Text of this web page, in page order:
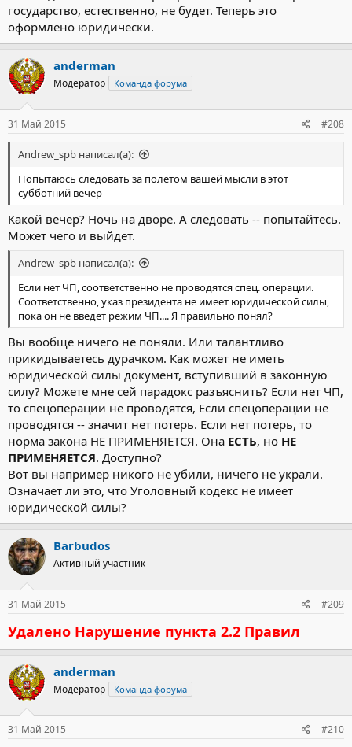
государство, естественно, не будет. Теперь это
оформлено юридически.
anderman
Модератор Команда форума
31 Май 2015 #208
Andrew_spb написал(а):
Попытаюсь следовать за полетом вашей мысли в этот
субботний вечер
Какой вечер? Ночь на дворе. А следовать -- попытайтесь.
Может чего и выйдет.
Andrew_spb написал(а):
Если нет ЧП, соответственно не проводятся спец. операции.
Соответственно, указ президента не имеет юридической силы,
пока он не введет режим ЧП.... Я правильно понял?
Вы вообще ничего не поняли. Или талантливо
прикидываетесь дурачком. Как может не иметь
юридической силы документ, вступивший в законную
силу? Можете мне сей парадокс разъяснить? Если нет ЧП,
то спецоперации не проводятся, Если спецоперации не
проводятся -- значит нет потерь. Если нет потерь, то
норма закона НЕ ПРИМЕНЯЕТСЯ. Она ЕСТЬ, но НЕ
ПРИМЕНЯЕТСЯ. Доступно?
Вот вы например никого не убили, ничего не украли.
Означает ли это, что Уголовный кодекс не имеет
юридической силы?
Barbudos
Активный участник
31 Май 2015 #209
Удалено Нарушение пункта 2.2 Правил
anderman
Модератор Команда форума
31 Май 2015 #210